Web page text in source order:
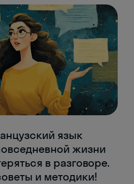
язык
жизни
в разговоре.
и методики!